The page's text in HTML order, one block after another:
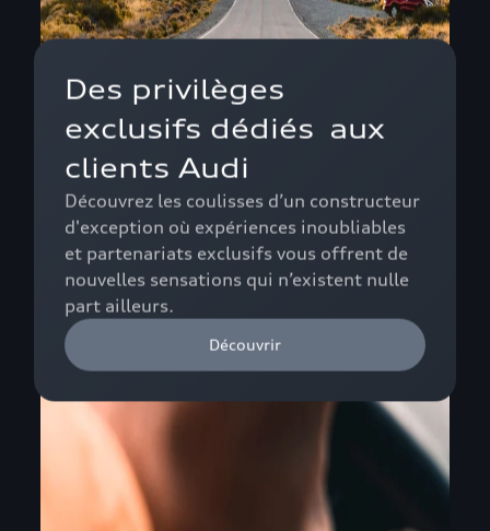
Des privilèges
exclusifs dédiés aux
clients Audi
Découvrez les coulisses d’un constructeur
d'exception où expériences inoubliables
et partenariats exclusifs vous offrent de
nouvelles sensations qui n’existent nulle
part ailleurs.
Découvrir